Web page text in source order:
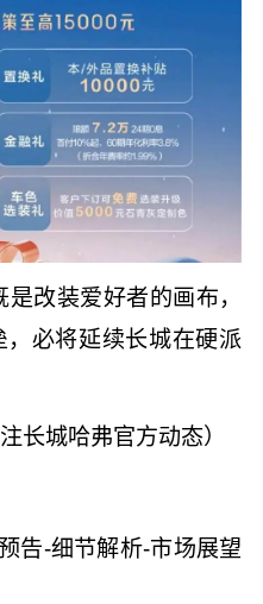
改装爱好者的画布，
必将延续长城在硬派
长城哈弗官方动态）
告-细节解析-市场展望